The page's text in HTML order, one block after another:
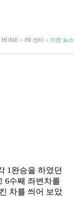
HOME > PR 센터 > 기전 뉴스
1완승을 하였던
6수째 좌변차를
차를 씌어 보았